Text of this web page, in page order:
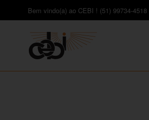
Bem vindo(a) ao CEBI ! (51) 99734-4518